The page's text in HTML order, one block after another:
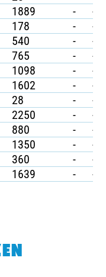
1889 -
-
178 -
-
540 -
-
765 -
-
1098 -
-
1602 -
-
28 -
-
2250 -
-
880 -
-
1350 -
-
360 -
-
1639 - -